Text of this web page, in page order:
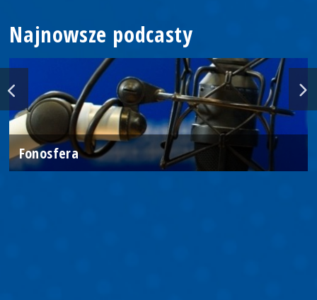
Najnowsze podcasty
Fonosfera